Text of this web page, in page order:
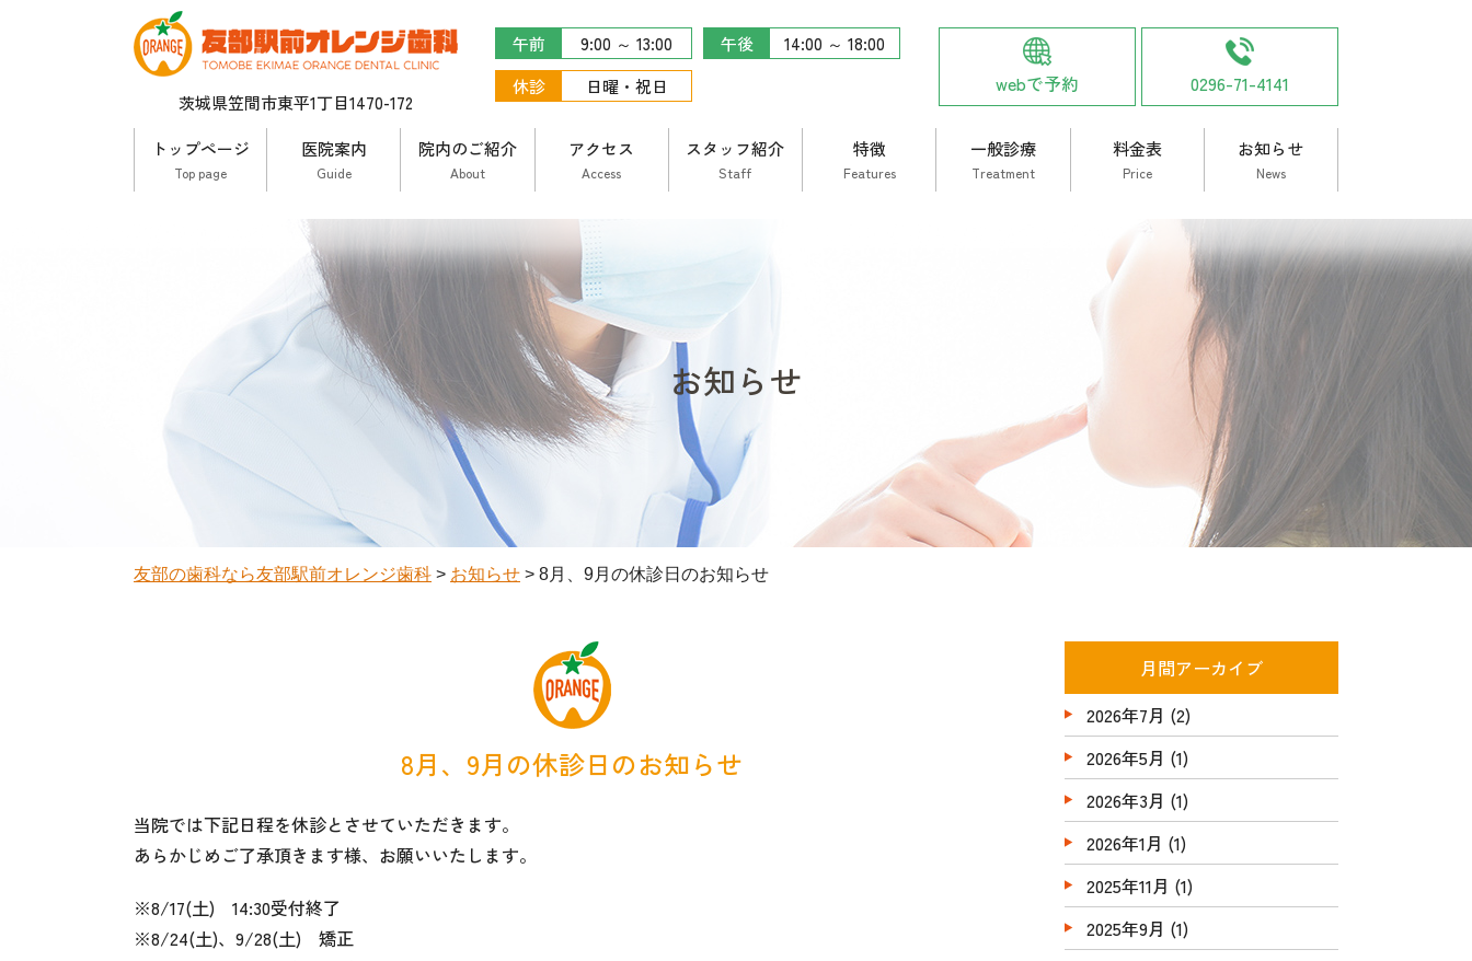
茨城県笠間市東平1丁目1470-172
午前 9:00 ～ 13:00 午後
14:00 ～ 18:00
休診
日曜・祝日 webで予約 0296-71-4141
トップページ
Top page
医院案内
Guide
院内のご紹介
About
アクセス
Access
スタッフ紹介
Staff
特徴
Features
一般診療
Treatment
料金表
Price
お知らせ
News
お知らせ
友部の歯科なら友部駅前オレンジ歯科 > お知らせ > 8月、9月の休診日のお知らせ
8月、9月の休診日のお知らせ
当院では下記日程を休診とさせていただきます。
あらかじめご了承頂きます様、お願いいたします。
※8/17(土) 14:30受付終了
※8/24(土)、9/28(土) 矯正
月間アーカイブ
2026年7月 (2)
2026年5月 (1)
2026年3月 (1)
2026年1月 (1)
2025年11月 (1)
2025年9月 (1)